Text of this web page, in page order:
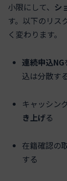
小限にして、 シ
す。以下のリス
く変わります。
連続申込NG
込は分散す
キャッシン
き上げる
在籍確認の
する